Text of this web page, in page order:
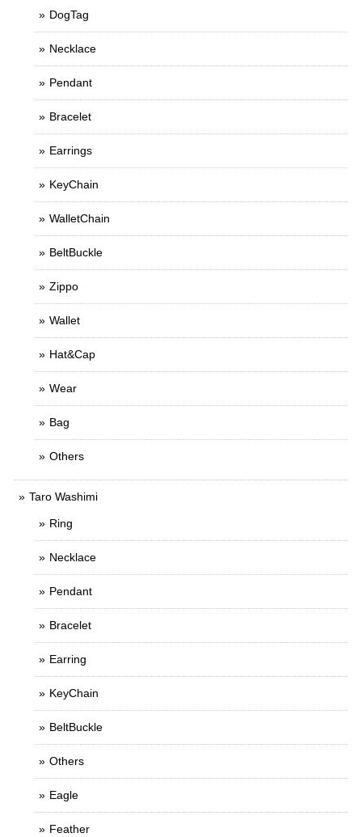
DogTag
Necklace
Pendant
Bracelet
Earrings
KeyChain
WalletChain
BeltBuckle
Zippo
Wallet
Hat&Cap
Wear
Bag
Others
Taro Washimi
Ring
Necklace
Pendant
Bracelet
Earring
KeyChain
BeltBuckle
Others
Eagle
Feather